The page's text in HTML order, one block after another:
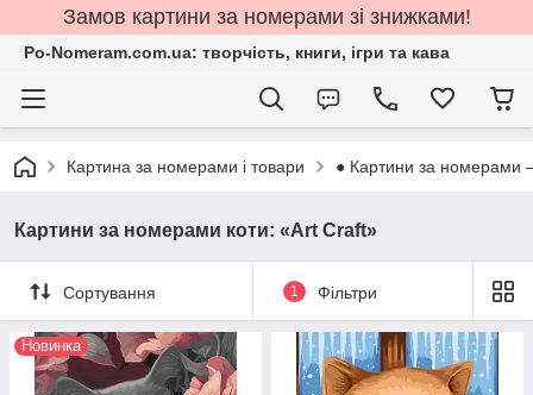
Замов картини за номерами зі знижками!
Po-Nomeram.com.ua: творчість, книги, ігри та кава
Картина за номерами і товари ● Картини за номерами
Картини за номерами коти: «Art Craft»
Сортування 1 Фільтри
Новинка